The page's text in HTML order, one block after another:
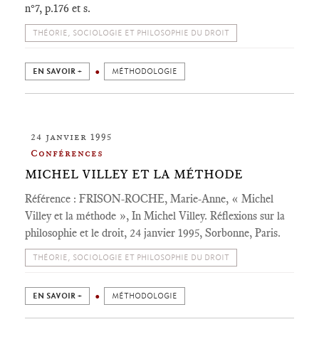
n°7, p.176 et s.
THÉORIE, SOCIOLOGIE ET PHILOSOPHIE DU DROIT
EN SAVOIR + MÉTHODOLOGIE
24 janvier 1995
Conférences
MICHEL VILLEY ET LA MÉTHODE
Référence : FRISON-ROCHE, Marie-Anne, « Michel
Villey et la méthode », In Michel Villey. Réflexions sur la
philosophie et le droit, 24 janvier 1995, Sorbonne, Paris.
THÉORIE, SOCIOLOGIE ET PHILOSOPHIE DU DROIT
EN SAVOIR + MÉTHODOLOGIE